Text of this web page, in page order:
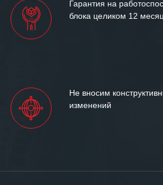
Гарантия на
блока целиком 12
Не вносим
изменений